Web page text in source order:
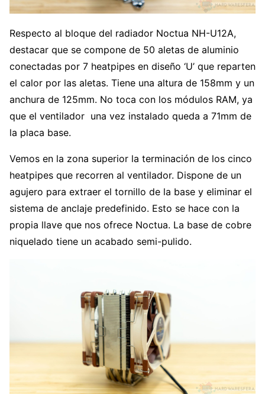
Respecto al bloque del radiador Noctua NH-U12A,
destacar que se compone de 50 aletas de aluminio
conectadas por 7 heatpipes en diseño ‘U’ que reparten
el calor por las aletas. Tiene una altura de 158mm y un
anchura de 125mm. No toca con los módulos RAM, ya
que el ventilador una vez instalado queda a 71mm de
la placa base.
Vemos en la zona superior la terminación de los cinco
heatpipes que recorren al ventilador. Dispone de un
agujero para extraer el tornillo de la base y eliminar el
sistema de anclaje predefinido. Esto se hace con la
propia llave que nos ofrece Noctua. La base de cobre
niquelado tiene un acabado semi-pulido.